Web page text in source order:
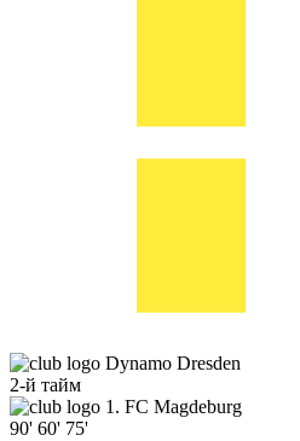
Dynamo Dresden
2-й тайм
1. FC Magdeburg
90' 60' 75'